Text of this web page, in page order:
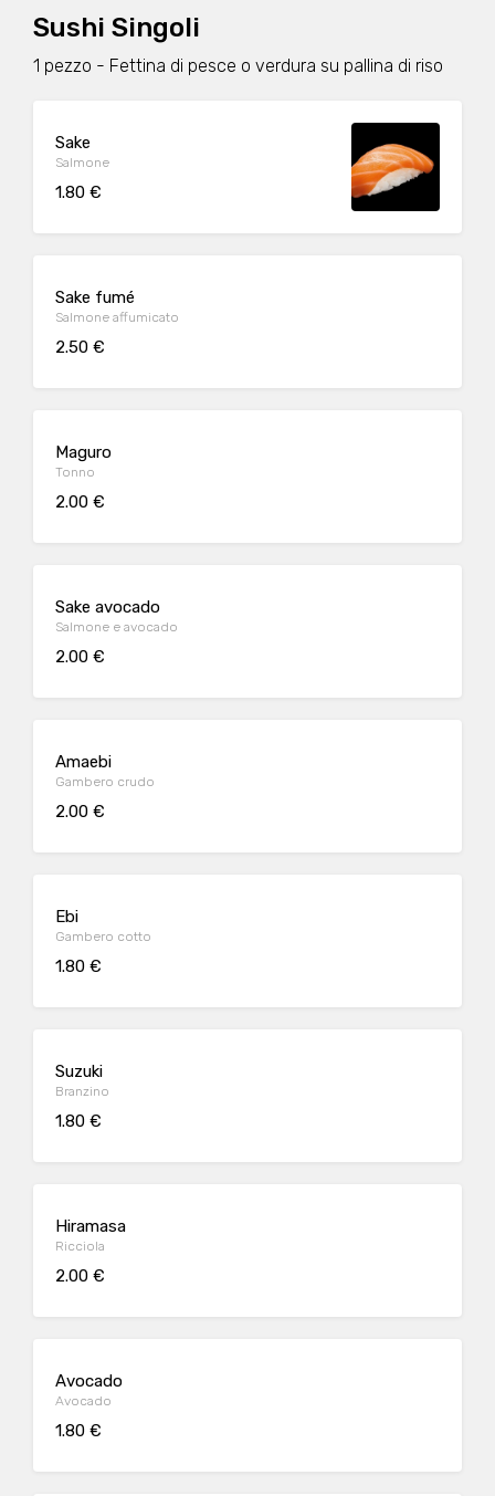
Sushi Singoli
1 pezzo - Fettina di pesce o verdura su pallina di riso
Sake
Salmone
1.80 €
Sake fumé
Salmone affumicato
2.50 €
Maguro
Tonno
2.00 €
Sake avocado
Salmone e avocado
2.00 €
Amaebi
Gambero crudo
2.00 €
Ebi
Gambero cotto
1.80 €
Suzuki
Branzino
1.80 €
Hiramasa
Ricciola
2.00 €
Avocado
Avocado
1.80 €